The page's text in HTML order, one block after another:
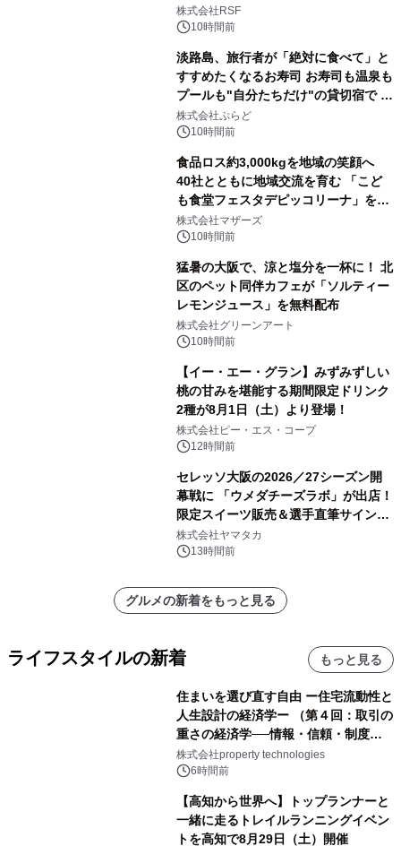
株式会社RSF
10時間前
淡路島、旅行者が「絶対に食べて」と
すすめたくなるお寿司 お寿司も温泉も
プールも"自分たちだけ"の貸切宿で 1
日1組限定「岩屋温泉 絵島別庭 海と
森」の握り寿司プラン
株式会社ぷらど
10時間前
食品ロス約3,000kgを地域の笑顔へ
40社とともに地域交流を育む 「こど
も食堂フェスタデピッコリーナ」を9
月5日(土)開催
株式会社マザーズ
10時間前
猛暑の大阪で、涼と塩分を一杯に！ 北
区のペット同伴カフェが「ソルティー
レモンジュース」を無料配布
株式会社グリーンアート
10時間前
【イー・エー・グラン】みずみずしい
桃の甘みを堪能する期間限定ドリンク
2種が8月1日（土）より登場！
株式会社ピー・エス・コープ
12時間前
セレッソ大阪の2026／27シーズン開
幕戦に 「ウメダチーズラボ」が出店！
限定スイーツ販売＆選手直筆サイング
ッズが当たる抽選会を 8月8日に開催
株式会社ヤマタカ
13時間前
グルメの新着をもっと見る
ライフスタイルの新着 もっと見る
住まいを選び直す自由 ー住宅流動性と
人生設計の経済学ー （第４回：取引の
重さの経済学──情報・信頼・制度を
PropTechはどう組み替えるか）｜
PropTech-Lab
株式会社property technologies
6時間前
【高知から世界へ】トップランナーと
一緒に走るトレイルランニングイベン
トを高知で8月29日（土）開催